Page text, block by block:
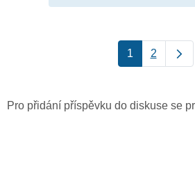
1 2
Pro přidání příspěvku do diskuse se